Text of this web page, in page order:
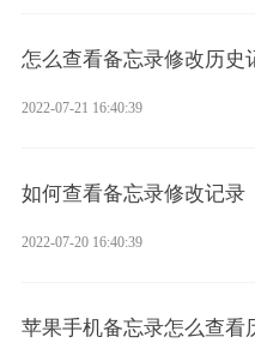
怎么查看备忘录修改历史
2022-07-21 16:40:39
如何查看备忘录修改记录
2022-07-20 16:40:39
苹果手机备忘录怎么查看